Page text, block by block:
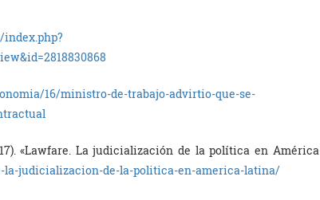
16/ministro-de-trabajo-advirtio-que-se-
«Lawfare. La judicialización de la política en América
la-judicializacion-de-la-politica-en-america-latina/